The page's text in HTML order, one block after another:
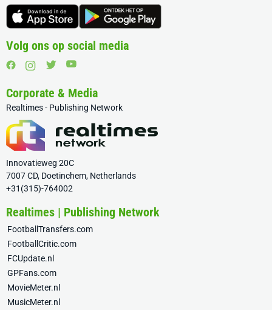
Volg ons op social media
Corporate & Media
Realtimes - Publishing Network
Innovatieweg 20C
7007 CD, Doetinchem, Netherlands
+31(315)-764002
Realtimes | Publishing Network
FootballTransfers.com
FootballCritic.com
FCUpdate.nl
GPFans.com
MovieMeter.nl
MusicMeter.nl